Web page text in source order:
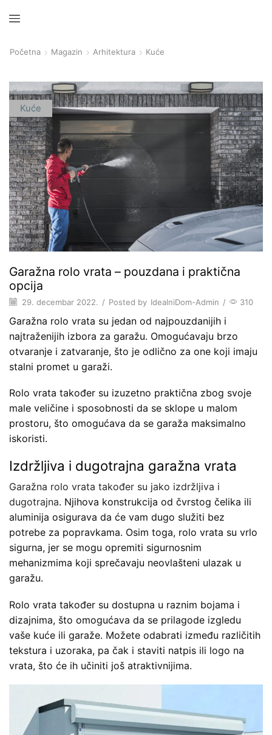
Početna Magazin Arhitektura Kuće
Kuće
Garažna rolo vrata – pouzdana i praktična
opcija
29. decembar 2022. / Posted by IdealniDom-Admin / 310
Garažna rolo vrata su jedan od najpouzdanijih i
najtraženijih izbora za garažu. Omogućavaju brzo
otvaranje i zatvaranje, što je odlično za one koji imaju
stalni promet u garaži.
Rolo vrata također su izuzetno praktična zbog svoje
male veličine i sposobnosti da se sklope u malom
prostoru, što omogućava da se garaža maksimalno
iskoristi.
Izdržljiva i dugotrajna garažna vrata
Garažna rolo vrata također su jako izdržljiva i
dugotrajna. Njihova konstrukcija od čvrstog čelika ili
aluminija osigurava da će vam dugo služiti bez
potrebe za popravkama. Osim toga, rolo vrata su vrlo
sigurna, jer se mogu opremiti sigurnosnim
mehanizmima koji sprečavaju neovlašteni ulazak u
garažu.
Rolo vrata također su dostupna u raznim bojama i
dizajnima, što omogućava da se prilagode izgledu
vaše kuće ili garaže. Možete odabrati između različitih
tekstura i uzoraka, pa čak i staviti natpis ili logo na
vrata, što će ih učiniti još atraktivnijima.